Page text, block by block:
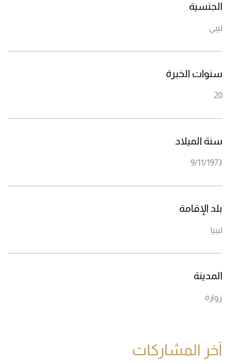
الجنسية
ليبي
سنوات الخبرة
20
سنة الميلاد
9/11/1973
بلد الإقامة
ليبيا
المدينة
زوارة
آخر المشاركات